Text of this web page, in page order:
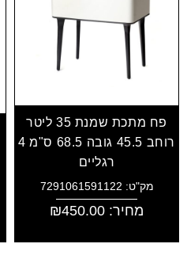
פח מתכת שמנת 35 ליטר
רוחב 45.5 גובה 68.5 ס"מ 4
רגליים
מק"ט: 7291061591122
מחיר: ₪450.00